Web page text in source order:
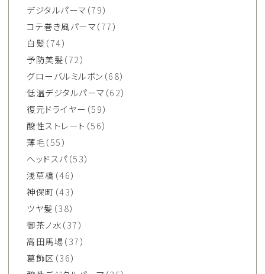
デジタルパーマ （79）
コテ巻き風パーマ（77）
白髪（74）
予防美髪（72）
グローバルミルボン （68）
低温デジタルパーマ （62）
復元ドライヤー （59）
酸性ストレート （56）
薄毛（55）
ヘッドスパ（53）
浅草橋 （46）
神保町 （43）
ツヤ髪 （38）
御茶ノ水（37）
高田馬場（37）
葛飾区 （36）